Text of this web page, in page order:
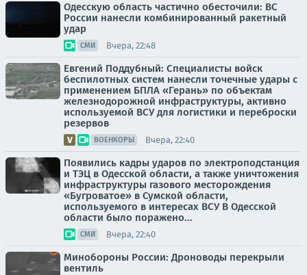
Одесскую область частично обесточили: ВС
России нанесли комбинированный ракетный
удар
СМИ Вчера, 22:48
Евгений Поддубный: Специалисты войск
беспилотных систем нанесли точечные удары с
применением БПЛА «Герань» по объектам
железнодорожной инфраструктуры, активно
используемой ВСУ для логистики и переброски
резервов
ВОЕНКОРЫ Вчера, 22:40
Появились кадры ударов по электроподстанция
и ТЭЦ в Одесской области, а также уничтожения
инфраструктуры газового месторождения
«Бугроватое» в Сумской области,
используемого в интересах ВСУ В Одесской
области было поражено...
СМИ Вчера, 22:40
Минобороны России: Дроноводы перекрыли
вентиль